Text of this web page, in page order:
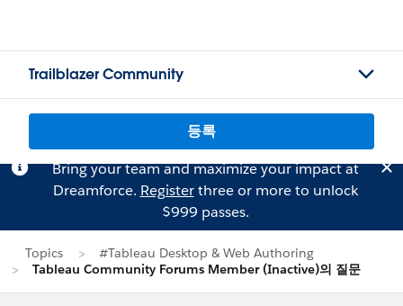
Trailblazer Community
등록
Bring your team and maximize your impact at
Dreamforce. Registerthree or more to unlock
$999 passes.
Topics
#Tableau Desktop & Web Authoring
Tableau Community Forums Member (Inactive)의 질문